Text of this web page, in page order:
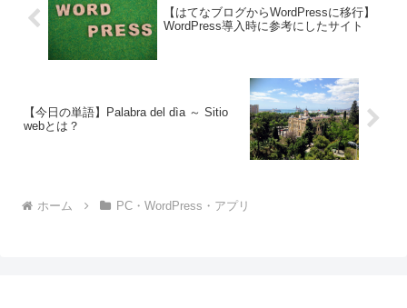
【はてなブログからWordPressに移行】
WordPress導入時に参考にしたサイト
【今日の単語】Palabra del dìa ～ Sitio
webとは？
ホーム PC・WordPress・アプリ